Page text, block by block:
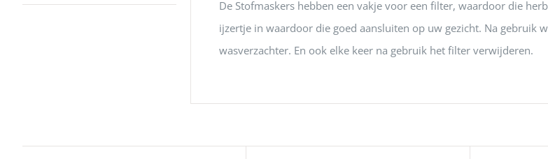
De Stofmaskers hebben een vakje voor een filter, waardoor die
ijzertje in waardoor die goed aansluiten op uw gezicht. Na gebruik
wasverzachter. En ook elke keer na gebruik het filter verwijderen.